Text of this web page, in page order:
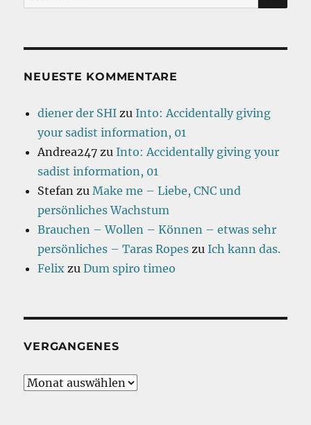
nach:
NEUESTE KOMMENTARE
diener der SHI zuInto: Accidentally giving
your sadist information, 01
Andrea247 zuInto: Accidentally giving your
sadist information, 01
Stefan zuMake me – Liebe, CNC und
persönliches Wachstum
Brauchen – Wollen – Können – etwas sehr
persönliches – Taras Ropes zuIch kann das.
Felix zuDum spiro timeo
VERGANGENES
Vergangenes